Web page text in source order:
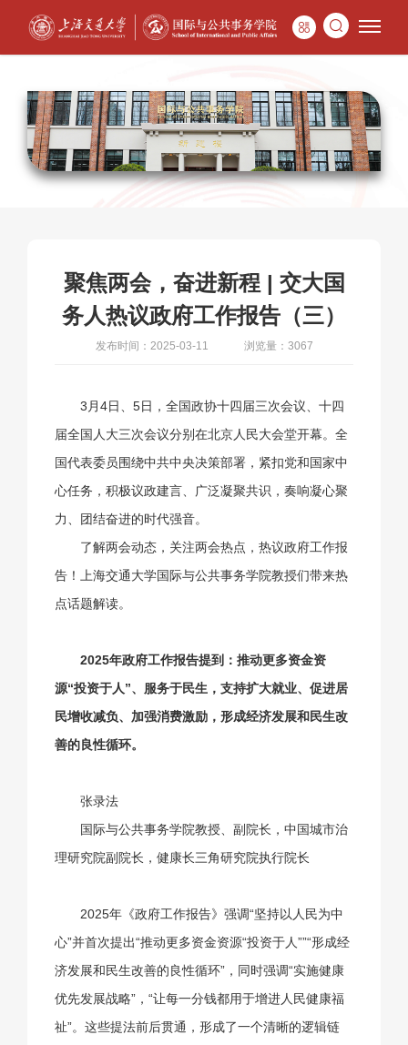
聚焦两会，奋进新程 | 交大国
务人热议政府工作报告（三）
发布时间：2025-03-11 浏览量：3067
3月4日、5日，全国政协十四届三次会议、十四
届全国人大三次会议分别在北京人民大会堂开幕。全
国代表委员围绕中共中央决策部署，紧扣党和国家中
心任务，积极议政建言、广泛凝聚共识，奏响凝心聚
力、团结奋进的时代强音。
了解两会动态，关注两会热点，热议政府工作报
告！上海交通大学国际与公共事务学院教授们带来热
点话题解读。
2025年政府工作报告提到：推动更多资金资
源“投资于人”、服务于民生，支持扩大就业、促进居
民增收减负、加强消费激励，形成经济发展和民生改
善的良性循环。
张录法
国际与公共事务学院教授、副院长， 中国城市治
理研究院副院长， 健康长三角研究院执行院长
2025年《政府工作报告》强调“坚持以人民为中
心”并首次提出“推动更多资金资源“投资于人””“形成经
济发展和民生改善的良性循环”，同时强调“实施健康
优先发展战略”，“让每一分钱都用于增进人民健康福
祉”。这些提法前后贯通，形成了一个清晰的逻辑链